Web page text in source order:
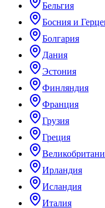
Бельгия
Босния и
Болгария
Дания
Эстония
Финляндия
Франция
Грузия
Греция
Ирландия
Исландия
Италия